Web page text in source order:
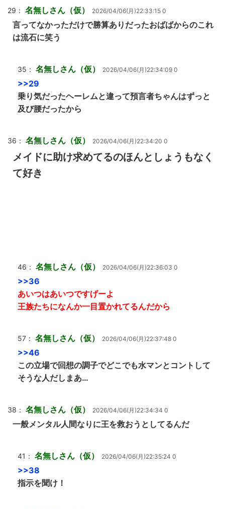
29： 名無しさん（仮） 2026/04/06(月)22:33:15 0
言ってなかっただけで勝算ありだったおばばからのこれ
は流石に笑う
35： 名無しさん（仮） 2026/04/06(月)22:34:09 0
>>29
乗り気だったヘーレムと違って預言者ちゃんはずっと
及び腰だったから
36： 名無しさん（仮） 2026/04/06(月)22:34:20 0
メイドに助け求めてるのほんとしょうもなく
て好き
46： 名無しさん（仮） 2026/04/06(月)22:36:03 0
>>36
あいつはあいつですげーよ
王族たちになんか一目置かれてるんだから
57： 名無しさん（仮） 2026/04/06(月)22:37:48 0
>>46
この立場で回想の調子でどこでも水マンとコントして
そうな人だしまあ…
38： 名無しさん（仮） 2026/04/06(月)22:34:34 0
一般メンタル人間なりに王を救おうとしてるんだ
41： 名無しさん（仮） 2026/04/06(月)22:35:24 0
>>38
指示を聞け！